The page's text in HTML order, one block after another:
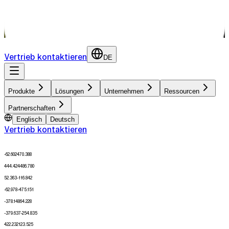
Vertrieb kontaktieren DE
Produkte Lösungen Unternehmen Ressourcen
Partnerschaften
Englisch
Deutsch
Vertrieb kontaktieren
-62.602470.388
444.424486.780
52.363-116.842
-62.978-475.151
-378.14864.228
-379.637-254.835
422.232123.525